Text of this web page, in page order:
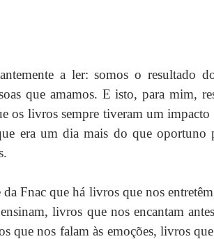
a ler: somos o resultado
que amamos. E isto, para mim,
os livros sempre tiveram um
era um dia mais do que oportuno
Fnac que há livros que nos
livros que nos encantam
que nos falam às emoções, livros